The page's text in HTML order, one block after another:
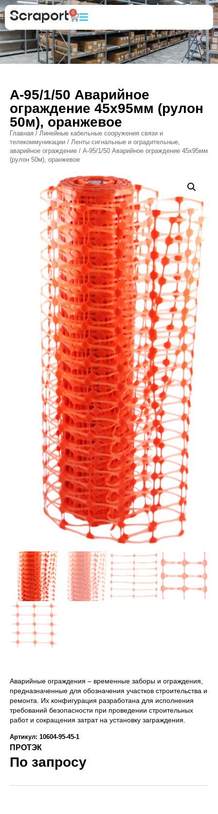
0
А-95/1/50 Аварийное
ограждение 45х95мм (рулон
50м), оранжевое
Главная / Линейные кабельные сооружения связи и
телекоммуникации / Ленты сигнальные и оградительные,
аварийное ограждение / А-95/1/50 Аварийное ограждение 45х95мм
(рулон 50м), оранжевое
Аварийные ограждения – временные заборы и ограждения,
предназначенные для обозначения участков строительства и
ремонта. Их конфигурация разработана для исполнения
требований безопасности при проведении строительных
работ и сокращения затрат на установку заграждения.
Артикул: 10604-95-45-1
ПРОТЭК
По запросу